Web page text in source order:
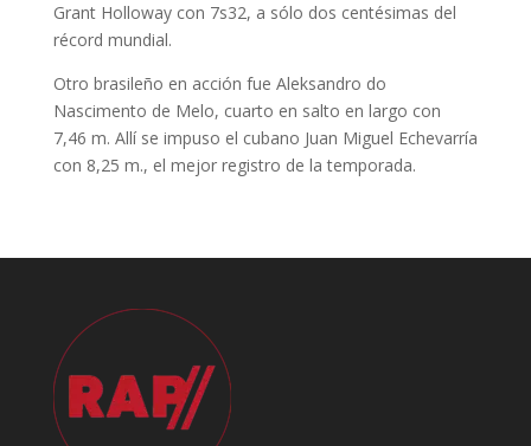
Grant Holloway con 7s32, a sólo dos centésimas del
récord mundial.
Otro brasileño en acción fue Aleksandro do
Nascimento de Melo, cuarto en salto en largo con
7,46 m. Allí se impuso el cubano Juan Miguel Echevarría
con 8,25 m., el mejor registro de la temporada.